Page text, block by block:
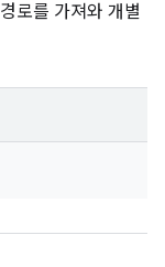
로를 가져와 개별